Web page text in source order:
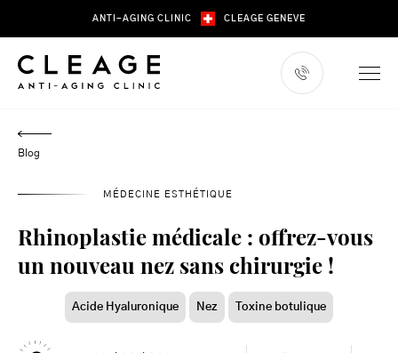
content
ANTI-AGING CLINIC CLEAGE GENEVE
Blog
MÉDECINE ESTHÉTIQUE
Rhinoplastie médicale : offrez-vous
un nouveau nez sans chirurgie !
Acide Hyaluronique Nez Toxine botulique